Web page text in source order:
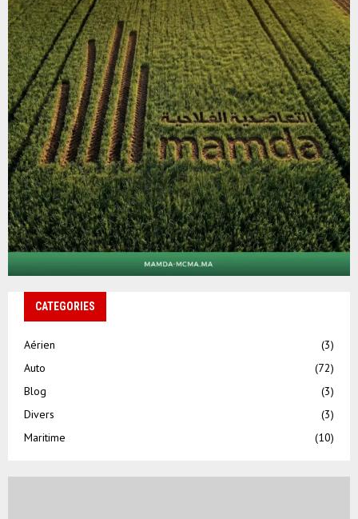
CATEGORIES
Aérien
(3)
Auto
(72)
Blog
(3)
Divers
(3)
Maritime
(10)